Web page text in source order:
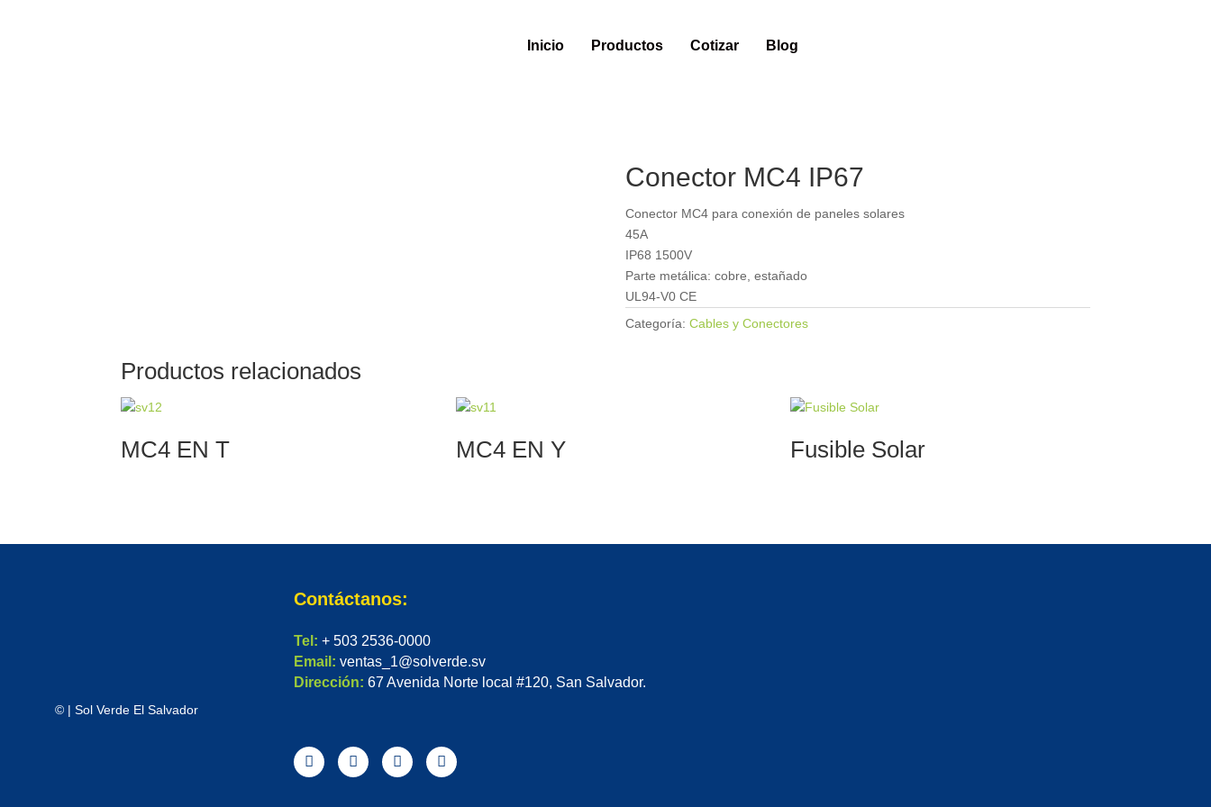
Inicio Productos Cotizar Blog
Conector MC4 IP67
Conector MC4 para conexión de paneles solares
45A
IP68 1500V
Parte metálica: cobre, estañado
UL94-V0 CE
Categoría: Cables y Conectores
Productos relacionados
MC4 EN T MC4 EN Y Fusible Solar
© | Sol Verde El Salvador
Contáctanos:
Tel: + 503 2536-0000
Email: ventas_1@solverde.sv
Dirección: 67 Avenida Norte local #120, San Salvador.